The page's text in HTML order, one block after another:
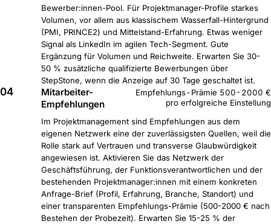
Bewerber:innen-Pool. Für Projektmanager-Profile starkes
Volumen, vor allem aus klassischem Wasserfall-Hintergrund
(PMI, PRINCE2) und Mittelstand-Erfahrung. Etwas weniger
Signal als LinkedIn im agilen Tech-Segment. Gute
Ergänzung für Volumen und Reichweite. Erwarten Sie 30-
50 % zusätzliche qualifizierte Bewerbungen über
StepStone, wenn die Anzeige auf 30 Tage geschaltet ist.
04
Mitarbeiter-
Empfehlungen
Empfehlungs-Prämie 500-2000 €
pro erfolgreiche Einstellung
Im Projektmanagement sind Empfehlungen aus dem
eigenen Netzwerk eine der zuverlässigsten Quellen, weil die
Rolle stark auf Vertrauen und transverse Glaubwürdigkeit
angewiesen ist. Aktivieren Sie das Netzwerk der
Geschäftsführung, der Funktionsverantwortlichen und der
bestehenden Projektmanager:innen mit einem konkreten
Anfrage-Brief (Profil, Erfahrung, Branche, Standort) und
einer transparenten Empfehlungs-Prämie (500-2000 € nach
Bestehen der Probezeit). Erwarten Sie 15-25 % der